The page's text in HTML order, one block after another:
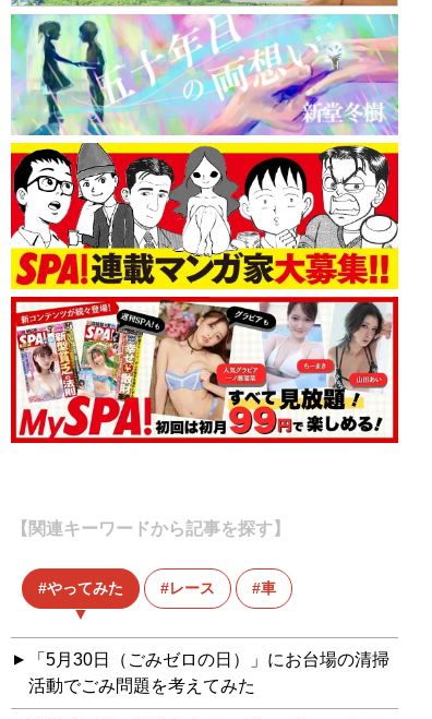
【関連キーワードから記事を探す】
やってみた レース 車
「5月30日（ごみゼロの日）」にお台場の清掃
活動でごみ問題を考えてみた